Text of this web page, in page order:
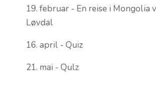
19. februar - En reise i Mongolia
Løvdal
16. april - Quiz
21. mai - Qulz